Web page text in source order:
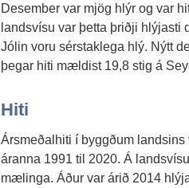
Desember var mjög hlýr og var
landsvísu var þetta þriðji hlýjasti
Jólin voru sérstaklega hlý. Nýtt
þegar hiti mældist 19,8 stig á
Hiti
Ársmeðalhiti í byggðum
áranna 1991 til 2020. Á
mælinga. Áður var árið 2014